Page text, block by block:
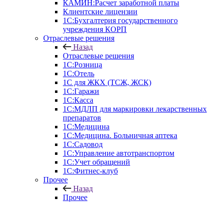
КАМИН:Расчет заработной платы
Клиентские лицензии
1С:Бухгалтерия государственного
учреждения КОРП
Отраслевые решения
Назад
Отраслевые решения
1С:Розница
1С:Отель
1С для ЖКХ (ТСЖ, ЖСК)
1С:Гаражи
1С:Касса
1С:МДЛП для маркировки лекарственных
препаратов
1С:Медицина
1С:Медицина. Больничная аптека
1С:Садовод
1С:Управление автотранспортом
1С:Учет обращений
1С:Фитнес-клуб
Прочее
Назад
Прочее